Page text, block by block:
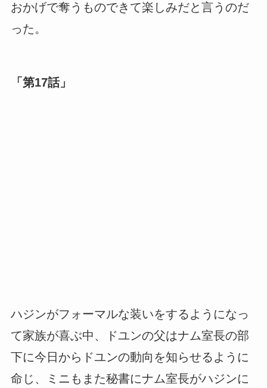
おかげで奪うものできて楽しみだと言うのだ
った。
「第17話」
ハジンがフォーマルな装いをするようになっ
て家族が喜ぶ中、ドユンの父はナム室長の部
下に今日からドユンの動向を知らせるように
命じ、ミニもまた秘書にナム室長がハジンに